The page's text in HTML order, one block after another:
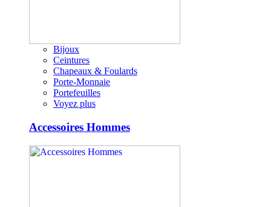
Bijoux
Ceintures
Chapeaux & Foulards
Porte-Monnaie
Portefeuilles
Voyez plus
Accessoires Hommes